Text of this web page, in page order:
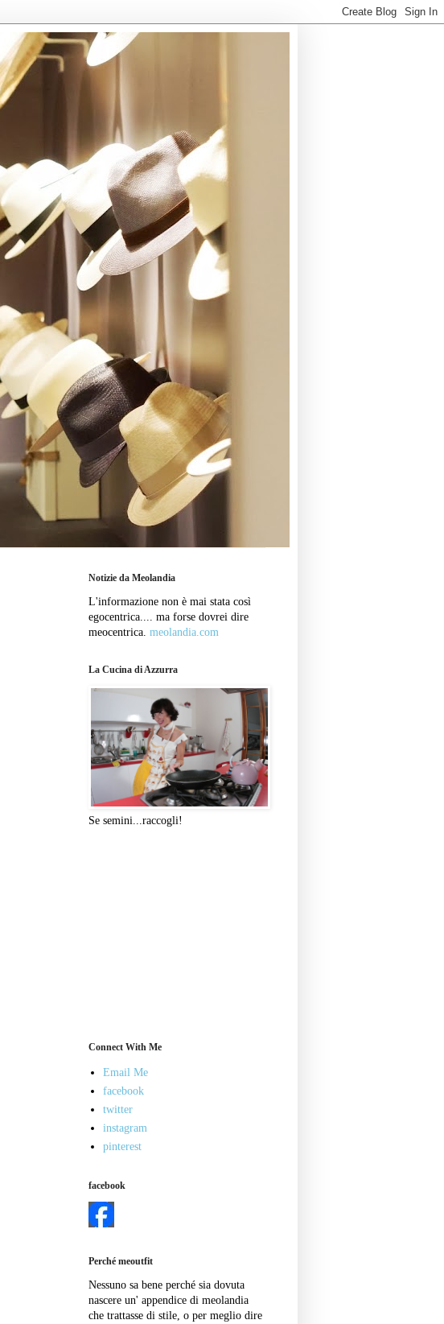
Notizie da Meolandia
L'informazione non è mai stata così
egocentrica.... ma forse dovrei dire
meocentrica. meolandia.com
La Cucina di Azzurra
Se semini...raccogli!
Connect With Me
Email Me
facebook
twitter
instagram
pinterest
facebook
Perché meoutfit
Nessuno sa bene perché sia dovuta
nascere un' appendice di meolandia
che trattasse di stile, o per meglio dire